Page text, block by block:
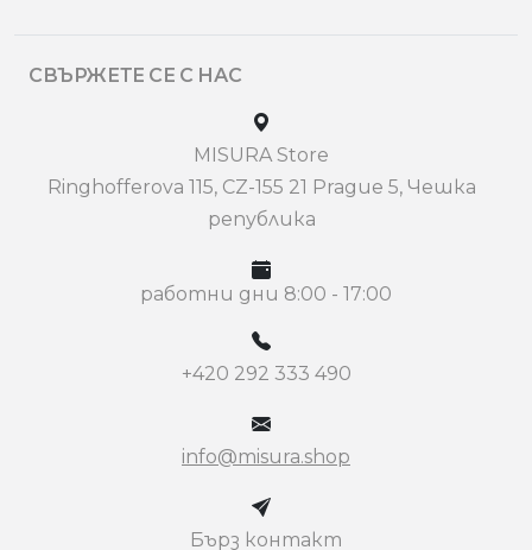
СВЪРЖЕТЕ СЕ С НАС
MISURA Store
Ringhofferova 115, CZ-155 21 Prague 5, Чешка
република
работни дни 8:00 - 17:00
+420 292 333 490
info@misura.shop
Бърз контакт